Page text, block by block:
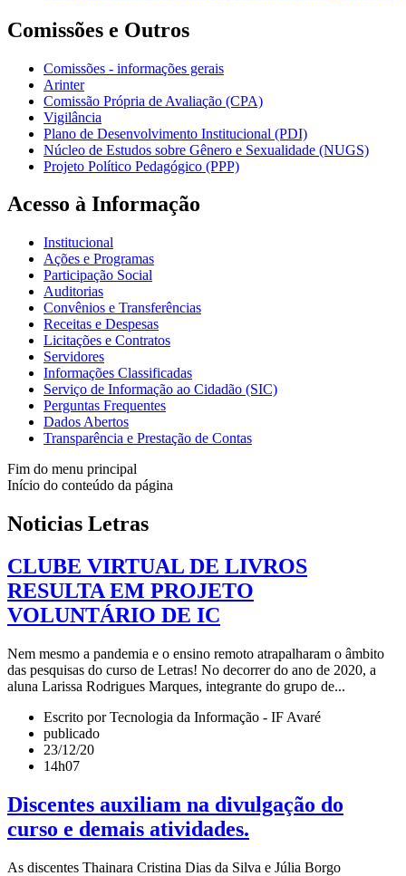
Comissões e Outros
Comissões - informações gerais
Arinter
Comissão Própria de Avaliação (CPA)
Vigilância
Plano de Desenvolvimento Institucional (PDI)
Núcleo de Estudos sobre Gênero e Sexualidade (NUGS)
Projeto Político Pedagógico (PPP)
Acesso à Informação
Institucional
Ações e Programas
Participação Social
Auditorias
Convênios e Transferências
Receitas e Despesas
Licitações e Contratos
Servidores
Informações Classificadas
Serviço de Informação ao Cidadão (SIC)
Perguntas Frequentes
Dados Abertos
Transparência e Prestação de Contas
Fim do menu principal
Início do conteúdo da página
Noticias Letras
CLUBE VIRTUAL DE LIVROS
RESULTA EM PROJETO
VOLUNTÁRIO DE IC
Nem mesmo a pandemia e o ensino remoto atrapalharam o âmbito
das pesquisas do curso de Letras! No decorrer do ano de 2020, a
aluna Larissa Rodrigues Marques, integrante do grupo de...
Escrito por Tecnologia da Informação - IF Avaré
publicado
23/12/20
14h07
Discentes auxiliam na divulgação do
curso e demais atividades.
As discentes Thainara Cristina Dias da Silva e Júlia Borgo